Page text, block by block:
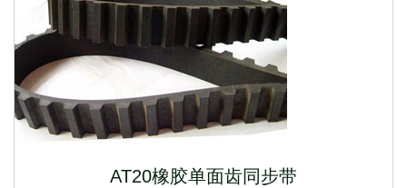
AT20橡胶单面齿同步带